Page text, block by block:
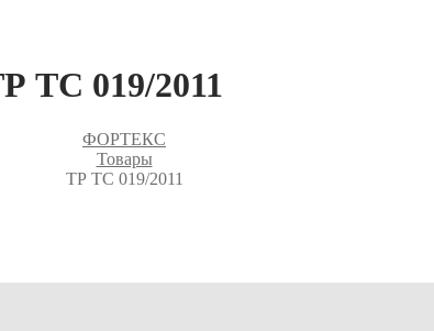
ТС 019/2011
ФОРТЕКС
Товары
ТР ТС 019/2011